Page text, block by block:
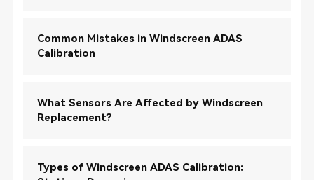
Common Mistakes in Windscreen ADAS
Calibration
What Sensors Are Affected by Windscreen
Replacement?
Types of Windscreen ADAS Calibration: